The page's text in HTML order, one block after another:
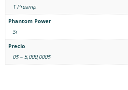
1 Preamp
Phantom Power
Si
Precio
0$ – 5,000,000$